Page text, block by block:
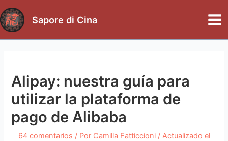
al
contenido
Sapore di Cina
Alipay: nuestra guía para
utilizar la plataforma de
pago de Alibaba
64 comentarios / Por Camilla Fatticcioni / Actualizado el